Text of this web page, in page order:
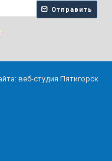
Отправить
веб-студия Пятигорск